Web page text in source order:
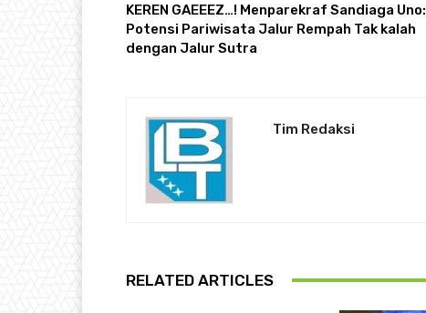
KEREN GAEEEZ…! Menparekraf Sandiaga Uno:
Potensi Pariwisata Jalur Rempah Tak kalah
dengan Jalur Sutra
Tim Redaksi
RELATED ARTICLES